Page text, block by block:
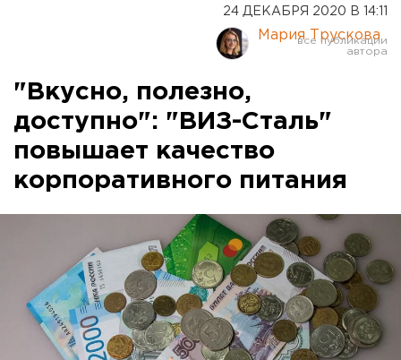
24 ДЕКАБРЯ 2020 В 14:11
Мария Трускова
"Вкусно, полезно,
доступно": "ВИЗ-Сталь"
повышает качество
корпоративного питания